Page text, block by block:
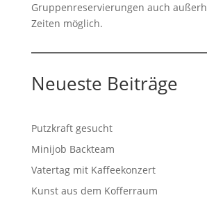
Gruppenreservierungen auch
Zeiten möglich.
Neueste Beiträge
Putzkraft gesucht
Minijob Backteam
Vatertag mit Kaffeekonzert
Kunst aus dem Kofferraum